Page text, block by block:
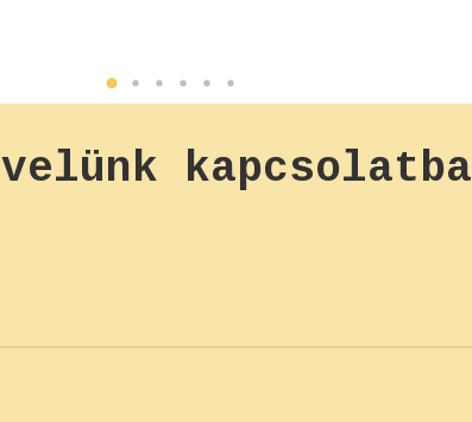
velünk kapcsolatba